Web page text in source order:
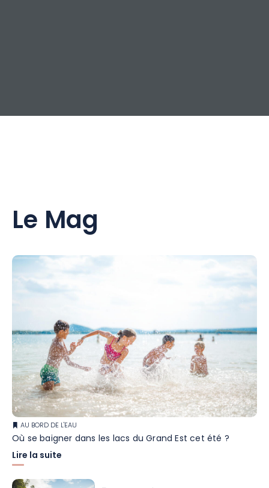
Le Mag
AU BORD DE L'EAU
Où se baigner dans les lacs du Grand Est cet été ?
Lire la suite